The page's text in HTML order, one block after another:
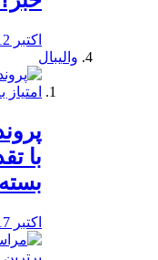
اکتبر 12, 2019
والیبال
با
اکتبر 17, 2019